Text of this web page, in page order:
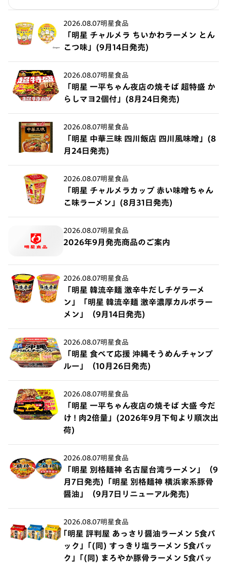
2026.08.07明星食品
「明星 チャルメラ ちいかわラーメン とん
こつ味」(9月14日発売)
2026.08.07明星食品
「明星 一平ちゃん夜店の焼そば 超特盛 か
らしマヨ2個付」(8月24日発売)
2026.08.07明星食品
「明星 中華三昧 四川飯店 四川風味噌」(8
月24日発売)
2026.08.07明星食品
「明星 チャルメラカップ 赤い味噌ちゃん
こ味ラーメン」(8月31日発売)
2026.08.07明星食品
2026年9月発売商品のご案内
2026.08.07明星食品
「明星 韓流辛麺 激辛牛だしチゲラーメ
ン」「明星 韓流辛麺 激辛濃厚カルボラー
メン」（9月14日発売)
2026.08.07明星食品
「明星 食べて応援 沖縄そうめんチャンプ
ルー」（10月26日発売)
2026.08.07明星食品
「明星 一平ちゃん夜店の焼そば 大盛 今だ
け ! 肉2倍量」(2026年9月下旬より順次出
荷)
2026.08.07明星食品
「明星 別格麺神 名古屋台湾ラーメン」（9
月7日発売)「明星 別格麺神 横浜家系豚骨
醤油」（9月7日リニューアル発売)
2026.08.07明星食品
｢明星 評判屋 あっさり醤油ラーメン 5食パ
ック」｢(同) すっきり塩ラーメン 5食パッ
ク」｢(同) まろやか豚骨ラーメン 5食パッ